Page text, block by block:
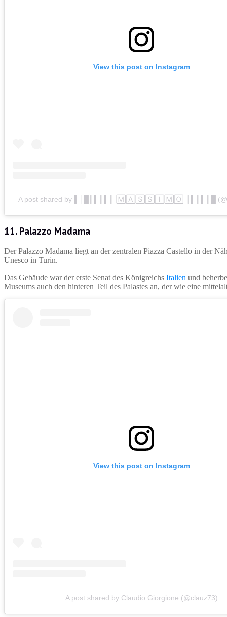
View this post on Instagram
A post shared by ▌│█║▌║▌║ 🄼🄰🅂🅂🄸🄼🄾 ║▌║▌║█
11. Palazzo Madama
Der Palazzo Madama liegt an der zentralen Piazza Castello in der
Unesco in Turin.
Das Gebäude war der erste Senat des Königreichs Italien und
Museums auch den hinteren Teil des Palastes an, der wie eine
View this post on Instagram
A post shared by Claudio Giorgione (@clauz73)